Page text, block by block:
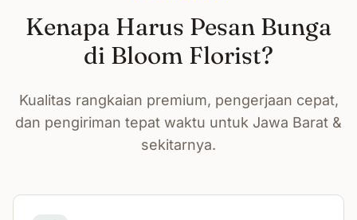
Kenapa Harus Pesan Bunga
di Bloom Florist?
Kualitas rangkaian premium, pengerjaan cepat,
dan pengiriman tepat waktu untuk Jawa Barat &
sekitarnya.